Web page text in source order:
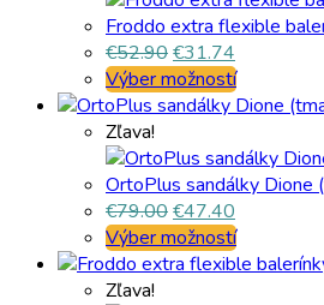
Froddo extra flexible
€52.90€31.74
Výber možností
Zľava!
OrtoPlus sandálky Dione
€79.00€47.40
Výber možností
Zľava!